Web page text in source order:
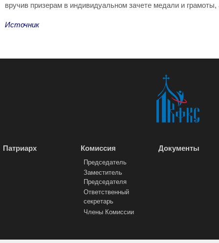
вручив призерам в индивидуальном зачете медали и
Источник
Патриарх Комиссия
Председатель
Заместитель
Председателя
Ответственный
секретарь
Члены Комиссии
Документы